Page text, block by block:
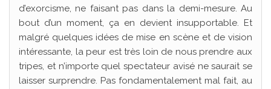
d’exorcisme, ne faisant pas dans la demi-mesure. Au
bout d’un moment, ça en devient insupportable. Et
malgré quelques idées de mise en scène et de vision
intéressante, la peur est très loin de nous prendre aux
tripes, et n’importe quel spectateur avisé ne saurait se
laisser surprendre. Pas fondamentalement mal fait, au